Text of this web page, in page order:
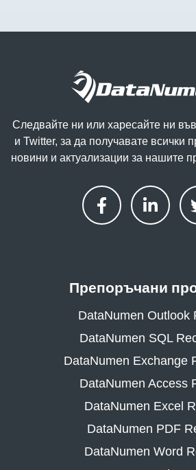
Следвайте ни или харесайте ни
и Twitter, за да получавате всички
новини и актуализации за нашите
Препоръчани
DataNumen Outlook
DataNumen SQL
DataNumen Exchange
DataNumen Access
DataNumen Excel
DataNumen PDF
DataNumen Word